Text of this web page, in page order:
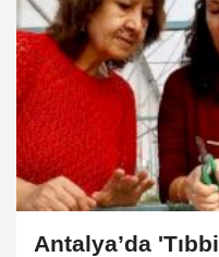
Antalya’da